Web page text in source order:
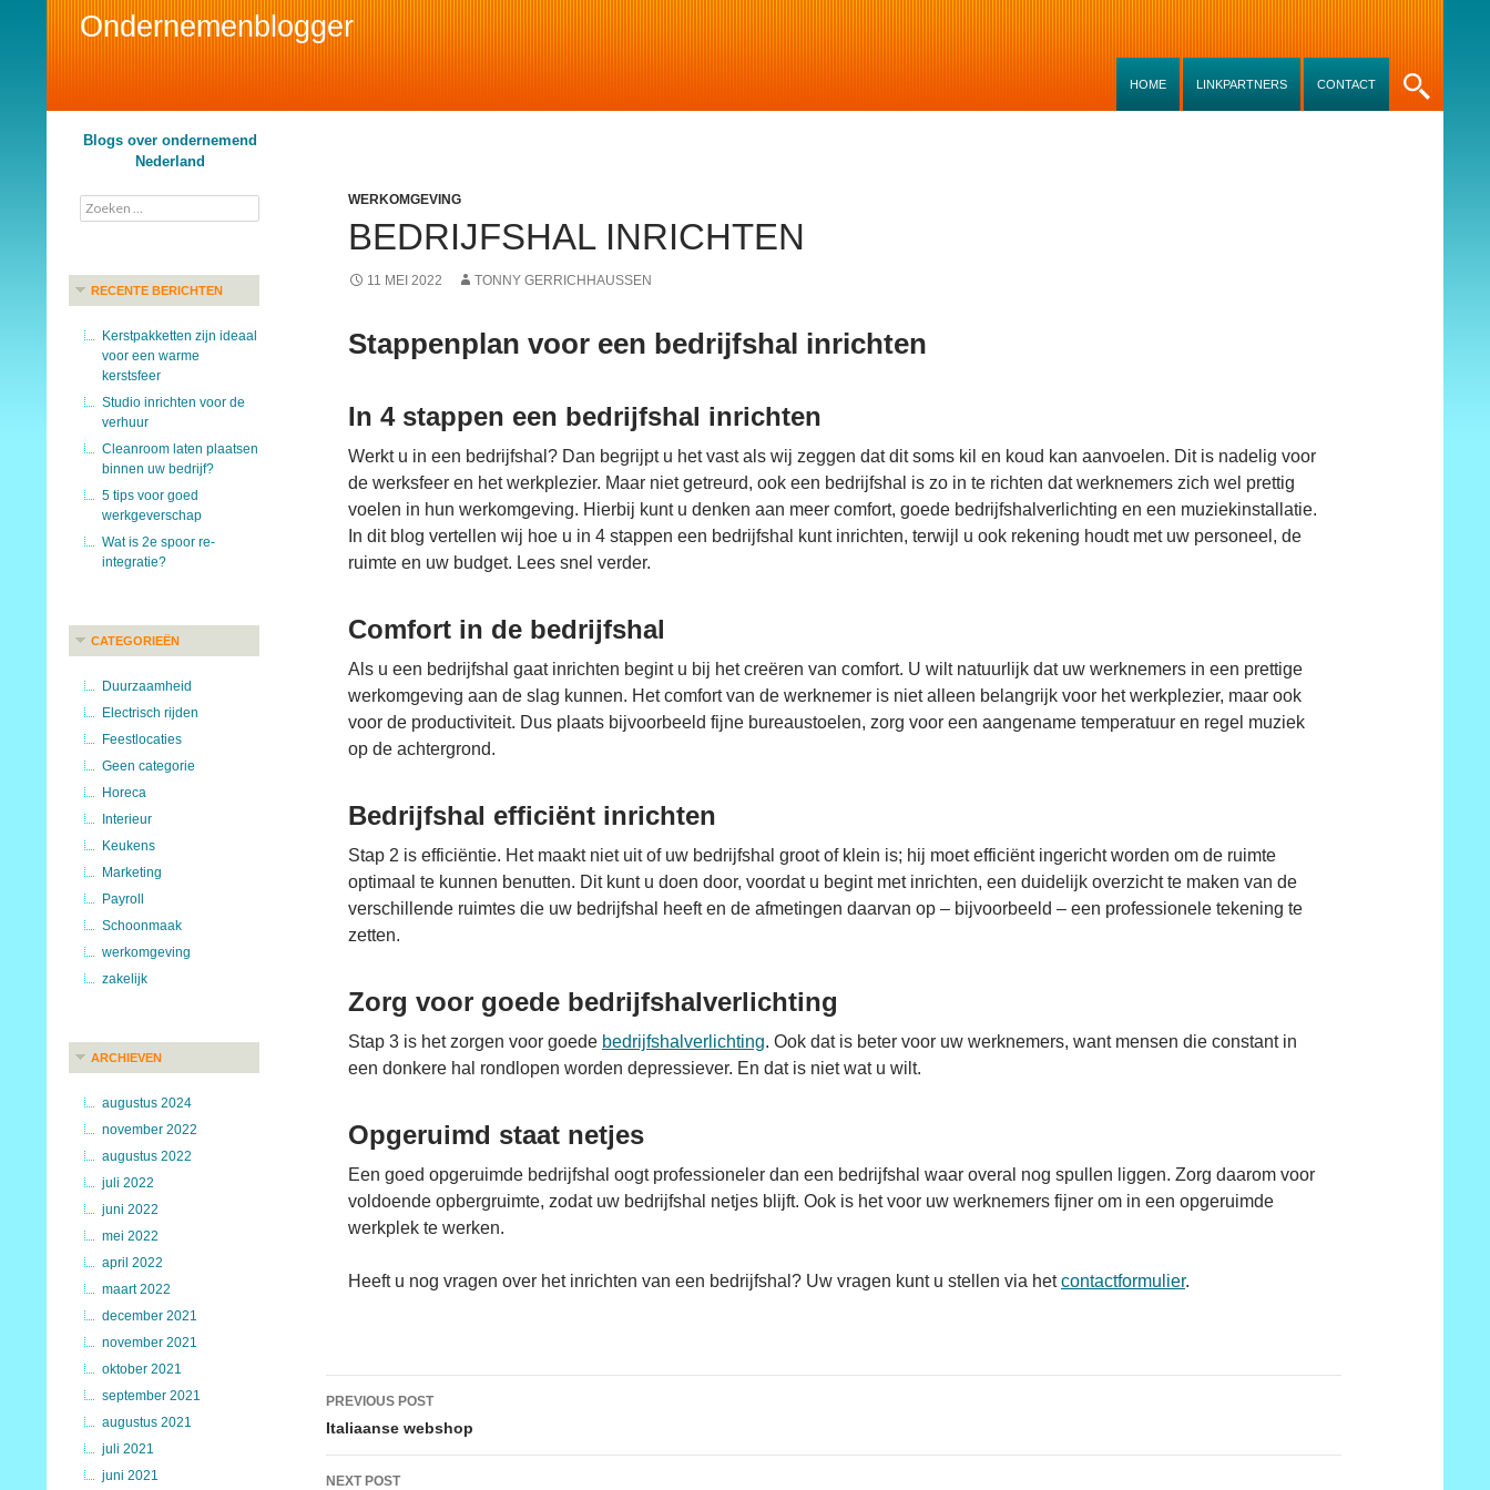
Ondernemenblogger
HOME LINKPARTNERS CONTACT
WERKOMGEVING
BEDRIJFSHAL INRICHTEN
11 MEI 2022 TONNY GERRICHHAUSSEN
Stappenplan voor een bedrijfshal inrichten
In 4 stappen een bedrijfshal inrichten
Werkt u in een bedrijfshal? Dan begrijpt u het vast als wij zeggen dat dit soms kil en koud kan aanvoelen. Dit is nadelig voor
de werksfeer en het werkplezier. Maar niet getreurd, ook een bedrijfshal is zo in te richten dat werknemers zich wel prettig
voelen in hun werkomgeving. Hierbij kunt u denken aan meer comfort, goede bedrijfshalverlichting en een muziekinstallatie.
In dit blog vertellen wij hoe u in 4 stappen een bedrijfshal kunt inrichten, terwijl u ook rekening houdt met uw personeel, de
ruimte en uw budget. Lees snel verder.
Comfort in de bedrijfshal
Als u een bedrijfshal gaat inrichten begint u bij het creëren van comfort. U wilt natuurlijk dat uw werknemers in een prettige
werkomgeving aan de slag kunnen. Het comfort van de werknemer is niet alleen belangrijk voor het werkplezier, maar ook
voor de productiviteit. Dus plaats bijvoorbeeld fijne bureaustoelen, zorg voor een aangename temperatuur en regel muziek
op de achtergrond.
Bedrijfshal efficiënt inrichten
Stap 2 is efficiëntie. Het maakt niet uit of uw bedrijfshal groot of klein is; hij moet efficiënt ingericht worden om de ruimte
optimaal te kunnen benutten. Dit kunt u doen door, voordat u begint met inrichten, een duidelijk overzicht te maken van de
verschillende ruimtes die uw bedrijfshal heeft en de afmetingen daarvan op – bijvoorbeeld – een professionele tekening te
zetten.
Zorg voor goede bedrijfshalverlichting
Stap 3 is het zorgen voor goede bedrijfshalverlichting. Ook dat is beter voor uw werknemers, want mensen die constant in
een donkere hal rondlopen worden depressiever. En dat is niet wat u wilt.
Opgeruimd staat netjes
Een goed opgeruimde bedrijfshal oogt professioneler dan een bedrijfshal waar overal nog spullen liggen. Zorg daarom voor
voldoende opbergruimte, zodat uw bedrijfshal netjes blijft. Ook is het voor uw werknemers fijner om in een opgeruimde
werkplek te werken.
Heeft u nog vragen over het inrichten van een bedrijfshal? Uw vragen kunt u stellen via hetcontactformulier.
Post
navigation
PREVIOUS POST
Italiaanse webshop
NEXT POST
Blogs over ondernemend
Nederland
Zoeken
naar:
RECENTE BERICHTEN
Kerstpakketten zijn ideaal
voor een warme
kerstsfeer
Studio inrichten voor de
verhuur
Cleanroom laten plaatsen
binnen uw bedrijf?
5 tips voor goed
werkgeverschap
Wat is 2e spoor re-
integratie?
CATEGORIEËN
Duurzaamheid
Electrisch rijden
Feestlocaties
Geen categorie
Horeca
Interieur
Keukens
Marketing
Payroll
Schoonmaak
werkomgeving
zakelijk
ARCHIEVEN
augustus 2024
november 2022
augustus 2022
juli 2022
juni 2022
mei 2022
april 2022
maart 2022
december 2021
november 2021
oktober 2021
september 2021
augustus 2021
juli 2021
juni 2021